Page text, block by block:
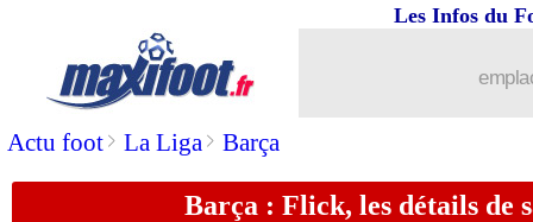
Actu foot> La Liga> Barça
Les Infos du
Barça : Flick, les détails de
PSG: Luis Enrique - "un match
01/05 PSG
01/05 Liverpool: Slot soulagé pour Salah